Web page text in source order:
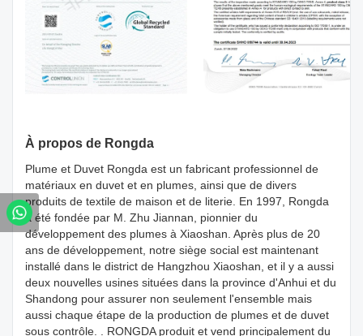
À propos de Rongda
Plume et Duvet Rongda est un fabricant professionnel de
matériaux en duvet et en plumes, ainsi que de divers
produits de textile de maison et de literie. En 1997, Rongda
a été fondée par M. Zhu Jiannan, pionnier du
développement des plumes à Xiaoshan. Après plus de 20
ans de développement, notre siège social est maintenant
installé dans le district de Hangzhou Xiaoshan, et il y a aussi
deux nouvelles usines situées dans la province d'Anhui et du
Shandong pour assurer non seulement l'ensemble mais
aussi chaque étape de la production de plumes et de duvet
sous contrôle. . RONGDA produit et vend principalement du